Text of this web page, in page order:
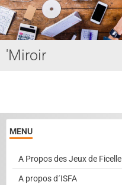
'Miroir
MENU
A Propos des Jeux de Ficelle
A propos d´ISFA